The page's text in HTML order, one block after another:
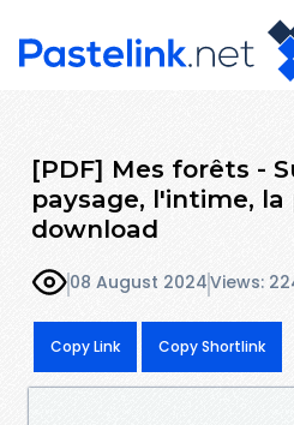
[PDF] Mes forêts -
paysage, l'intime, la
download
08 August 2024Views:
Copy Link Copy Shortlink